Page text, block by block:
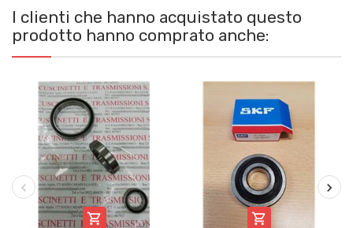
I clienti che hanno acquistato questo
prodotto hanno comprato anche:
 